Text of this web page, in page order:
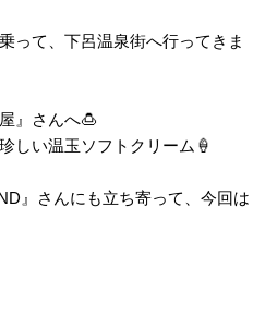
って、下呂温泉街へ行ってきま
』さんへ🍮
しい温玉ソフトクリーム🍦
』さんにも立ち寄って、今回は